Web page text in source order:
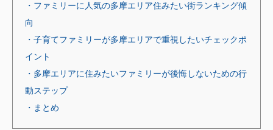
・ファミリーに人気の多摩エリア住みたい街ランキング傾
向
・子育てファミリーが多摩エリアで重視したいチェックポ
イント
・多摩エリアに住みたいファミリーが後悔しないための行
動ステップ
・まとめ